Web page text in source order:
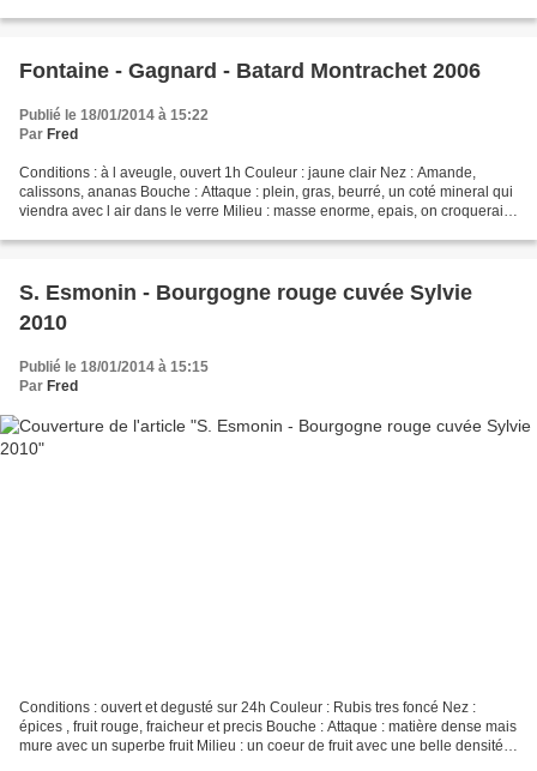
Fontaine - Gagnard - Batard Montrachet 2006
Publié le 18/01/2014 à 15:22
Par Fred
Conditions : à l aveugle, ouvert 1h Couleur : jaune clair Nez : Amande,
calissons, ananas Bouche : Attaque : plein, gras, beurré, un coté mineral qui
viendra avec l air dans le verre Milieu : masse enorme, epais, on croquerait
S. Esmonin - Bourgogne rouge cuvée Sylvie
2010
Publié le 18/01/2014 à 15:15
Par Fred
Conditions : ouvert et degusté sur 24h Couleur : Rubis tres foncé Nez :
épices , fruit rouge, fraicheur et precis Bouche : Attaque : matière dense mais
mure avec un superbe fruit Milieu : un coeur de fruit avec une belle densité